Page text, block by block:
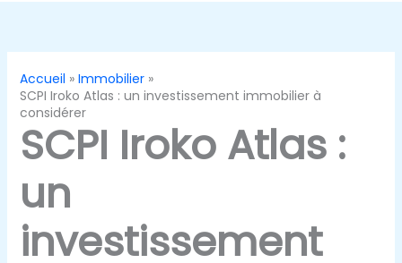
Accueil
Immobilier
SCPI Iroko Atlas : un investissement immobilier à
considérer
SCPI Iroko Atlas :
un
investissement